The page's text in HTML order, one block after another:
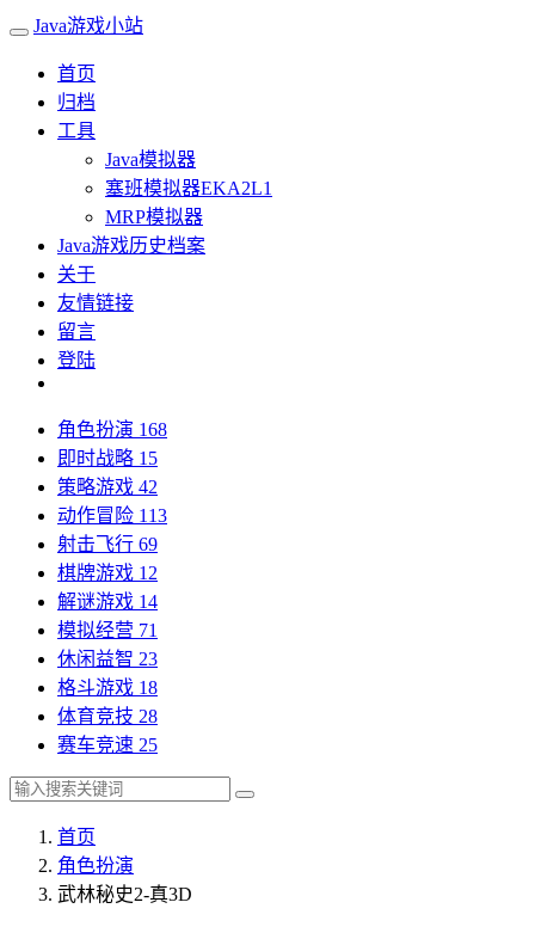
Java游戏小站
首页
归档
工具
Java模拟器
塞班模拟器EKA2L1
MRP模拟器
Java游戏历史档案
关于
友情链接
留言
登陆
角色扮演 168
即时战略 15
策略游戏 42
动作冒险 113
射击飞行 69
棋牌游戏 12
解谜游戏 14
模拟经营 71
休闲益智 23
格斗游戏 18
体育竞技 28
赛车竞速 25
首页
角色扮演
武林秘史2-真3D